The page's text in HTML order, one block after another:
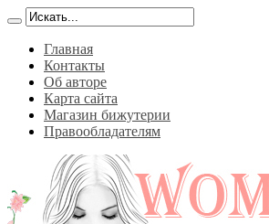
Главная
Контакты
Об авторе
Карта сайта
Магазин бижутерии
Правообладателям